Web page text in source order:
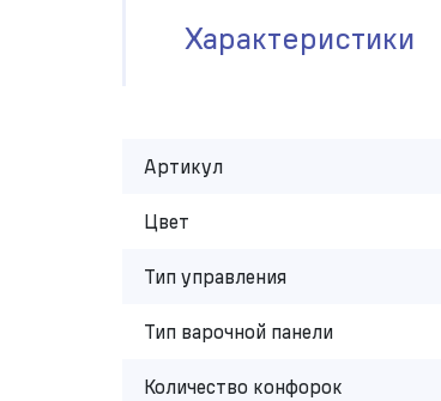
Характеристики
Артикул
Цвет
Тип управления
Тип варочной панели
Количество конфорок